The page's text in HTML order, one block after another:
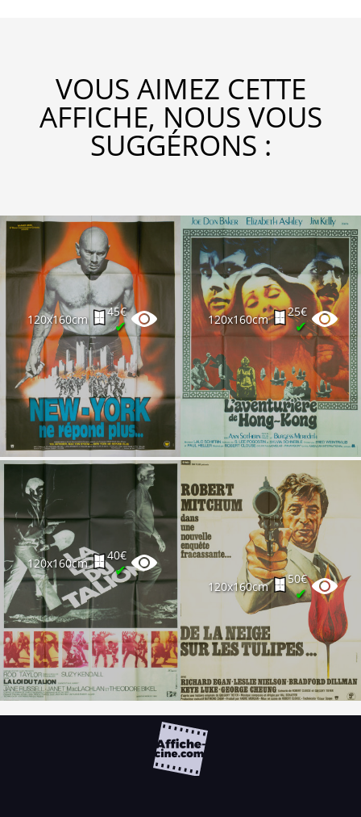
VOUS AIMEZ CETTE
AFFICHE, NOUS VOUS
SUGGÉRONS :
120x160cm
45€
✔ 120x160cm
25€
✔
120x160cm
40€
✔
120x160cm
50€
✔